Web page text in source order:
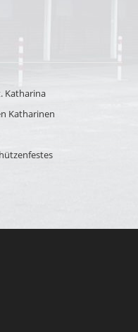
Katharina
Katharinen